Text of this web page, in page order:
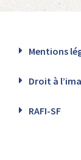
Mentions
Droit à
RAFI-SF